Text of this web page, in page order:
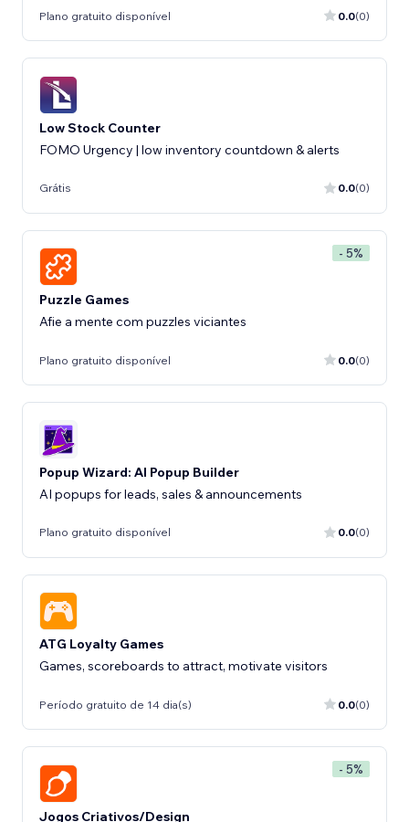
Plano gratuito disponível 0.0(0)
Low Stock Counter
FOMO Urgency | low inventory countdown & alerts
Grátis 0.0(0)
- 5%
Puzzle Games
Afie a mente com puzzles viciantes
Plano gratuito disponível 0.0(0)
Popup Wizard: AI Popup Builder
AI popups for leads, sales & announcements
Plano gratuito disponível 0.0(0)
ATG Loyalty Games
Games, scoreboards to attract, motivate visitors
Período gratuito de 14 dia(s) 0.0(0)
- 5%
Jogos Criativos/Design